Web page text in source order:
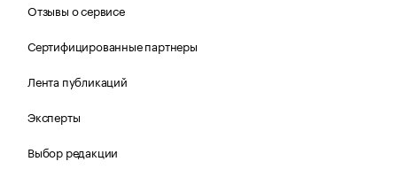
Отзывы о сервисе
Сертифицированные партнеры
Лента публикаций
Эксперты
Выбор редакции